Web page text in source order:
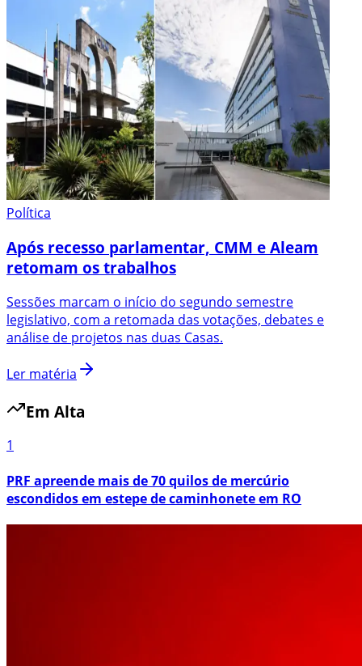
Política
Após recesso parlamentar, CMM e Aleam
retomam os trabalhos
Sessões marcam o início do segundo semestre
legislativo, com a retomada das votações, debates e
análise de projetos nas duas Casas.
Ler matéria
Em Alta
1
PRF apreende mais de 70 quilos de mercúrio
escondidos em estepe de caminhonete em RO